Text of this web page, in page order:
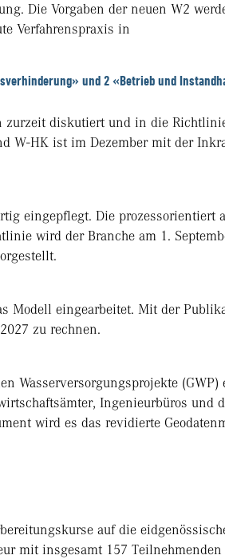
Die Vorgaben der neuen W2
Verfahrenspraxis in
und 2 «Betrieb und
zurzeit diskutiert und in die
W-HK ist im Dezember mit der
eingepflegt. Die prozessorientiert
wird der Branche am 1.
Modell eingearbeitet. Mit der
zu rechnen.
Wasserversorgungsprojekte
Ingenieurbüros und
wird es das revidierte
auf die
mit insgesamt 157 Teilnehmenden